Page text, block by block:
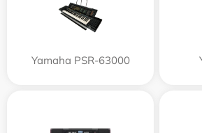
Yamaha PSR-63000